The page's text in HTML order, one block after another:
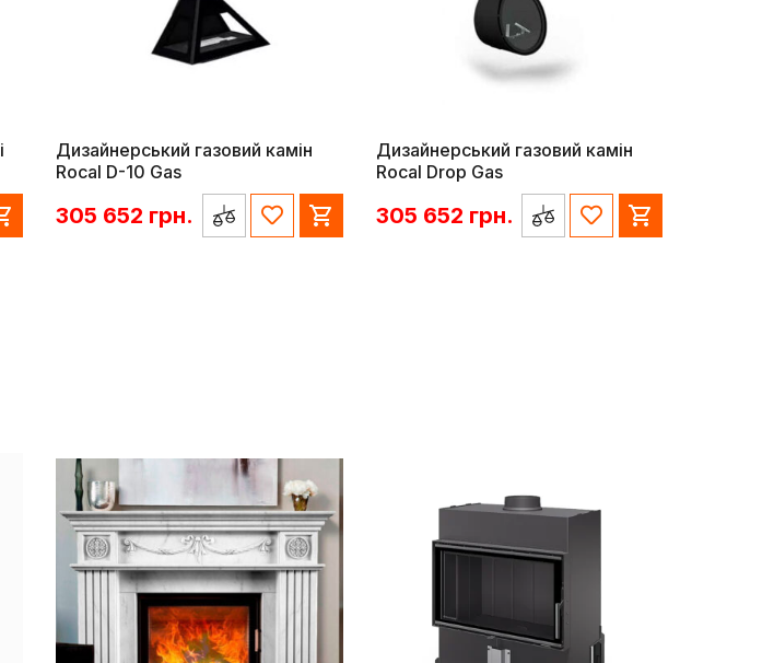
Дизайнерський газовий камін
Rocal D-10 Gas
305 652 грн.
Дизайнерський газовий камін
Rocal Drop Gas
305 652 грн.